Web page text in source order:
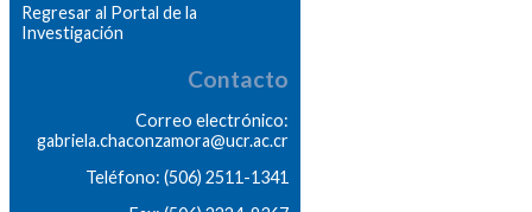
Regresar al Portal de la
Investigación
Contacto
Correo electrónico:
gabriela.chaconzamora@ucr.ac.cr
Teléfono: (506) 2511-1341